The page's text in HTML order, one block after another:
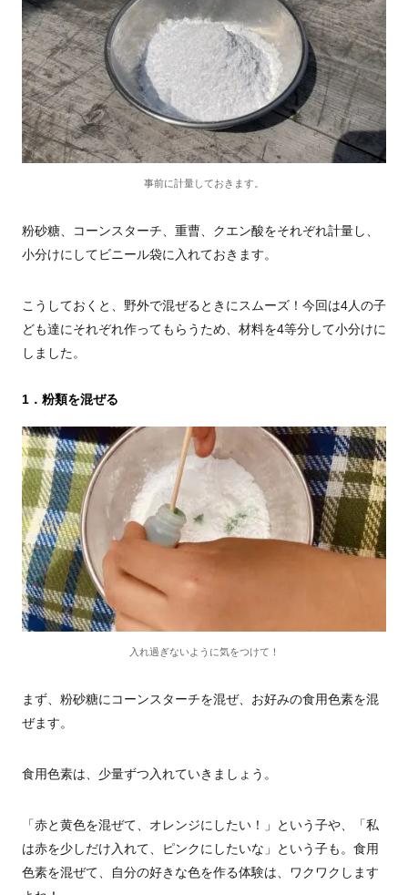
事前に計量しておきます。
粉砂糖、コーンスターチ、重曹、クエン酸をそれぞれ計量し、
小分けにしてビニール袋に入れておきます。
こうしておくと、野外で混ぜるときにスムーズ！今回は4人の子
ども達にそれぞれ作ってもらうため、材料を4等分して小分けに
しました。
1．粉類を混ぜる
入れ過ぎないように気をつけて！
まず、粉砂糖にコーンスターチを混ぜ、お好みの食用色素を混
ぜます。
食用色素は、少量ずつ入れていきましょう。
「赤と黄色を混ぜて、オレンジにしたい！」という子や、「私
は赤を少しだけ入れて、ピンクにしたいな」という子も。食用
色素を混ぜて、自分の好きな色を作る体験は、ワクワクします